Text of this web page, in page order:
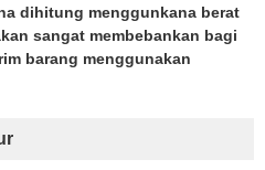
dihitung menggunkana berat
sangat membebankan bagi
barang menggunakan